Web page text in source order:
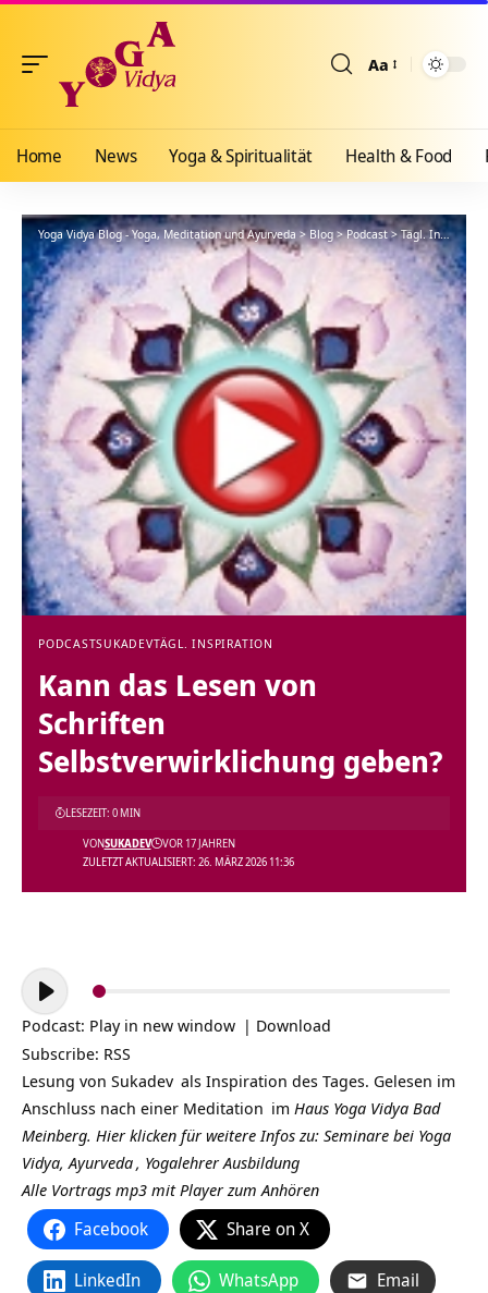
Aa
Home News Yoga & Spiritualität Health & Food
Yoga Vidya Blog - Yoga, Meditation und Ayurveda>Blog>Podcast>Tägl. Inspiration
PODCASTSUKADEVTÄGL. INSPIRATION
Kann das Lesen von
Schriften
Selbstverwirklichung geben?
ZULETZT AKTUALISIERT: 26. MÄRZ 2026 11:36
VONSUKADEV VOR 17 JAHREN
LESEZEIT: 0 MIN
Audio-
Player
Podcast: Play in new window | Download
Subscribe: RSS
Lesung von Sukadev als Inspiration des Tages. Gelesen im
Anschluss nach einer Meditation im Haus Yoga Vidya Bad
Meinberg. Hier klicken für weitere Infos zu: Seminare bei Yoga
Vidya,Ayurveda, Yogalehrer Ausbildung
Alle Vortrags mp3 mit Player zum Anhören
Facebook Share on X
LinkedIn WhatsApp Email